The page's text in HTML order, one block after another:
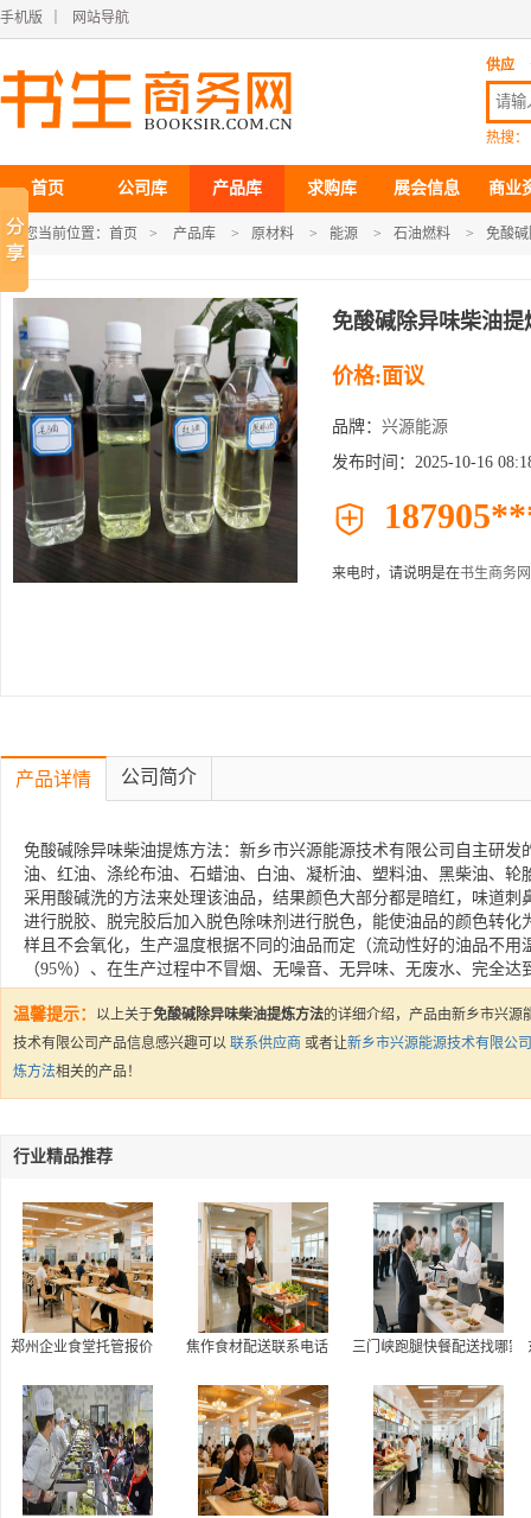
手机版 网站导航
供应
热搜：
首页 公司库 产品库 求购库 展会信息 商业
您当前位置： 首页 > 产品库 > 原材料 > 能源 > 石油燃料 > 免酸
免酸碱除异味柴油提
价格:面议
品牌： 兴源能源
发布时间：2025-10-16

来电时，请说明是在书生商务网
产品详情 公司简介
免酸碱除异味柴油提炼方法：新乡市兴源能源技术有限公司自主研
油、红油、涤纶布油、石蜡油、白油、凝析油、塑料油、黑柴油、
采用酸碱洗的方法来处理该油品，结果颜色大部分都是暗红，味道
进行脱胶、脱完胶后加入脱色除味剂进行脱色，能使油品的颜色转
样且不会氧化，生产温度根据不同的油品而定（流动性好的油品不用
（95％）、在生产过程中不冒烟、无噪音、无异味、无废水、完全达
温馨提示： 以上关于免酸碱除异味柴油提炼方法的详细介绍，产品由新乡市兴源
技术有限公司产品信息感兴趣可以 联系供应商 或者让新乡市兴源能源技术有限公司
炼方法相关的产品！
行业精品推荐
郑州企业食堂托管报价 焦作食材配送联系电话 三门峡跑腿快餐配送找哪家